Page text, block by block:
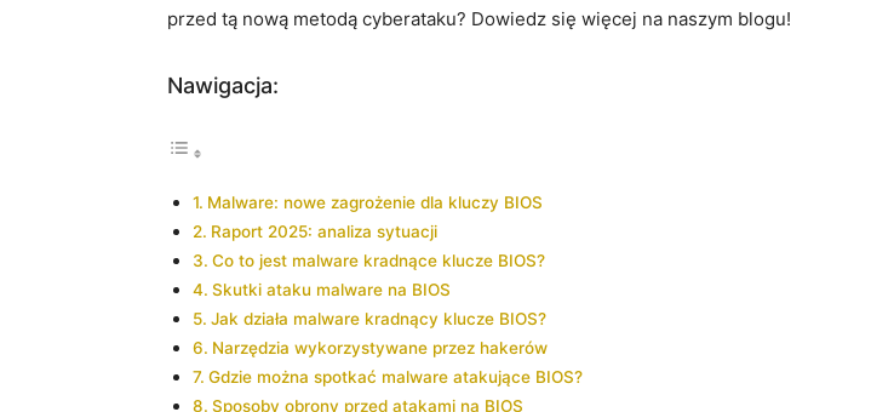
przed tą nową metodą cyberataku? Dowiedz się więcej na naszym blogu!
Nawigacja:
Malware: nowe ⁢zagrożenie dla kluczy BIOS
Raport 2025: analiza sytuacji
Co to jest malware kradnące klucze BIOS?
Skutki ataku malware na BIOS
Jak działa malware kradnący klucze BIOS?
Narzędzia wykorzystywane przez hakerów
Gdzie można spotkać malware atakujące‍ BIOS?
Sposoby obrony przed atakami na BIOS